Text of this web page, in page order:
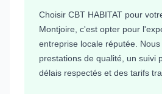
Choisir CBT HABITAT pour
Montjoire, c'est opter pour
entreprise locale réputée.
prestations de qualité, un suivi
délais respectés et des tarifs